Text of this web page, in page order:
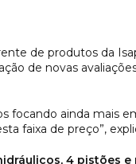
de produtos da
de novas
focando ainda mais
faixa de preço”,
4 pistões